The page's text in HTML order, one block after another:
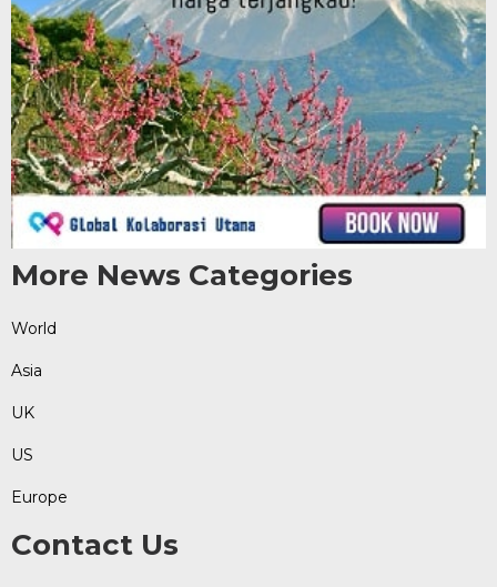
More News Categories
World
Asia
UK
US
Europe
Contact Us